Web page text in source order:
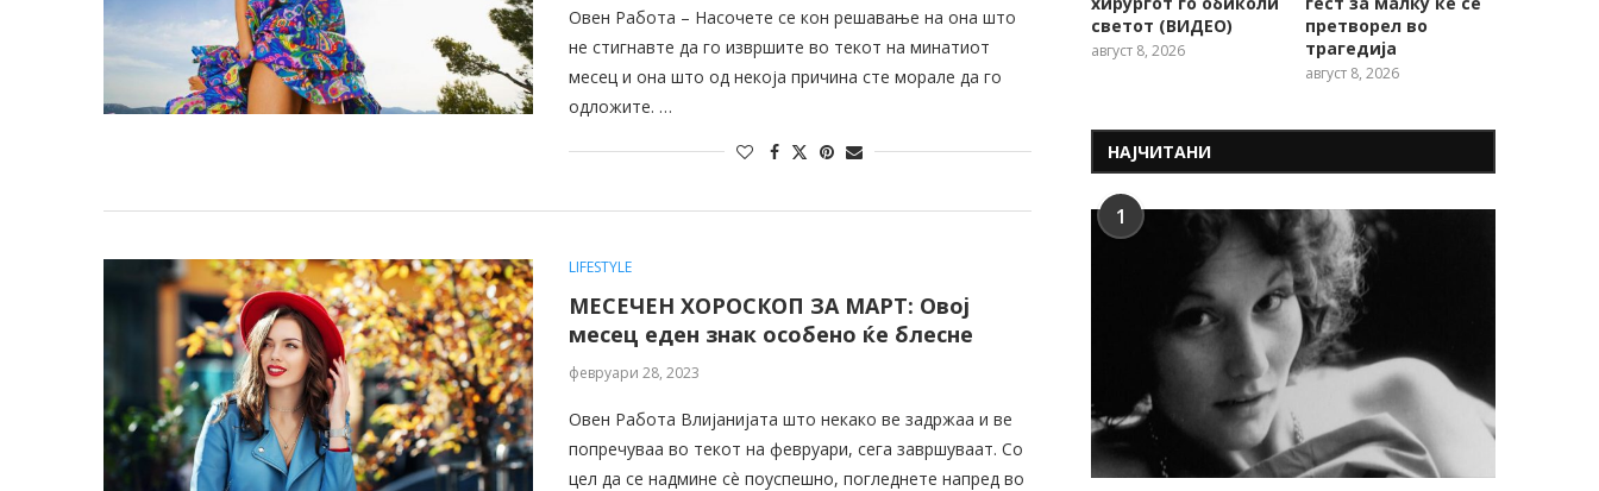
Овен Работа – Насочете се кон решавање на она што
не стигнавте да го извршите во текот на минатиот
месец и она што од некоја причина сте морале да го
одложите. …
LIFESTYLE
МЕСЕЧЕН ХОРОСКОП ЗА МАРТ: Овој
месец еден знак особено ќе блесне
февруари 28, 2023
Овен Работа Влијанијата што некако ве задржаа и ве
попречуваа во текот на февруари, сега завршуваат. Со
цел да се надмине сè поуспешно, погледнете напред во
светот (ВИДЕО)
август 8, 2026
претворел во
трагедија
август 8, 2026
НАЈЧИТАНИ
1